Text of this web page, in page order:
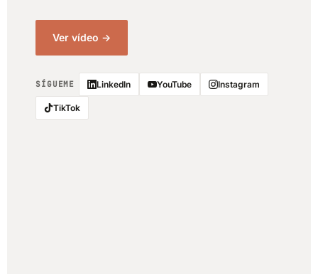
Ver vídeo →
SÍGUEME LinkedIn YouTube Instagram
TikTok